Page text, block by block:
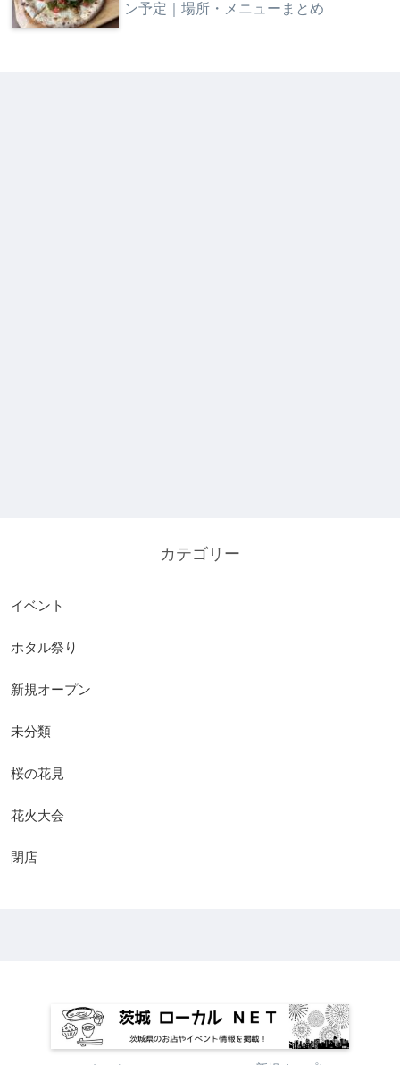
ン予定｜場所・メニューまとめ
カテゴリー
イベント
ホタル祭り
新規オープン
未分類
桜の花見
花火大会
閉店